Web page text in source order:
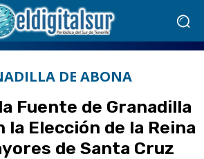
DE ABONA
Fuente de Granadilla
Elección de la Reina
de Santa Cruz